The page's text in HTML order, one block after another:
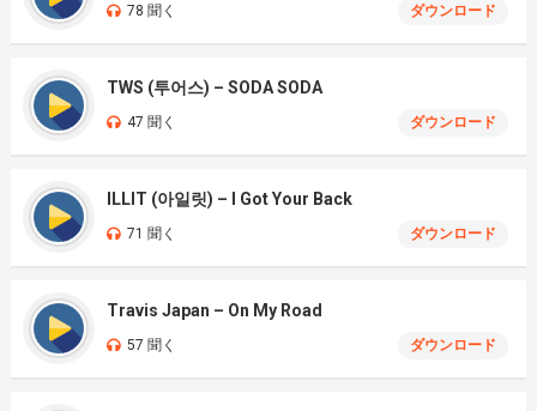
78 聞く ダウンロード
TWS (투어스) – SODA SODA
47 聞く ダウンロード
ILLIT (아일릿) – I Got Your Back
71 聞く ダウンロード
Travis Japan – On My Road
57 聞く ダウンロード